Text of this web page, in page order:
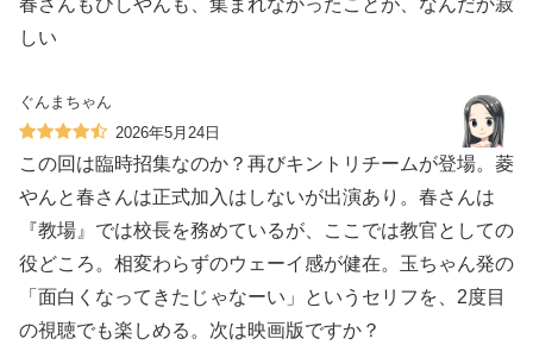
しい
ぐんまちゃん
2026年5月24日
この回は臨時招集なのか？再びキントリチームが登場。菱
やんと春さんは正式加入はしないが出演あり。春さんは
『教場』では校長を務めているが、ここでは教官としての
役どころ。相変わらずのウェーイ感が健在。玉ちゃん発の
「面白くなってきたじゃなーい」というセリフを、2度目
の視聴でも楽しめる。次は映画版ですか？